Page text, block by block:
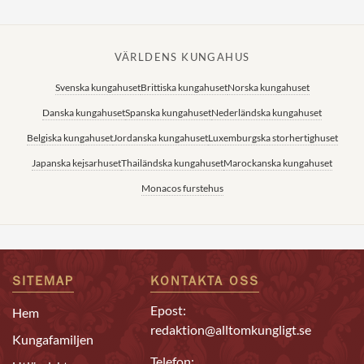
VÄRLDENS KUNGAHUS
Svenska kungahusetBrittiska kungahusetNorska kungahuset
Danska kungahusetSpanska kungahusetNederländska kungahuset
Belgiska kungahusetJordanska kungahusetLuxemburgska storhertighuset
Japanska kejsarhusetThailändska kungahusetMarockanska kungahuset
Monacos furstehus
SITEMAP
Hem
Kungafamiljen
KONTAKTA OSS
Epost:
redaktion@alltomkungligt.se